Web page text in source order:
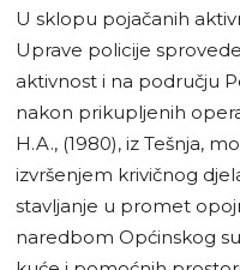
U sklopu pojačanih
Uprave policije
aktivnost i na području
nakon prikupljenih
H.A., (1980), iz Tešnja,
izvršenjem krivičnog
stavljanje u promet
naredbom Općinskog